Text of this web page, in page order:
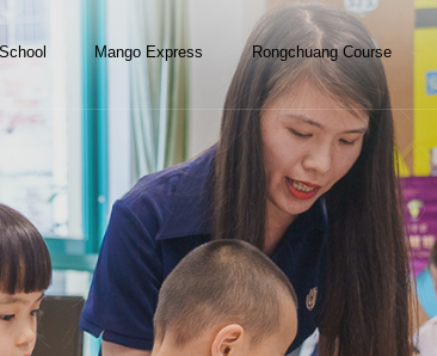
Mango Express Rongchuang Course